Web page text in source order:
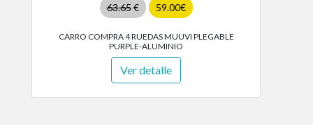
63.65€ 59.00€
CARRO COMPRA 4 RUEDAS MUUVI PLEGABLE
PURPLE-ALUMINIO
Ver detalle